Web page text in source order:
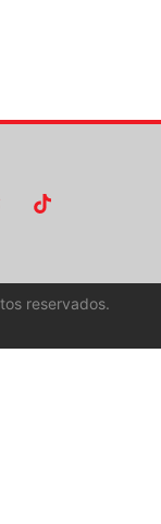
reservados.